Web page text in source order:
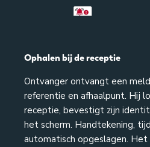
Ophalen bij de receptie
Ontvanger ontvangt een
referentie en afhaalpunt. Hij
receptie, bevestigt zijn
het scherm. Handtekening,
automatisch opgeslagen.